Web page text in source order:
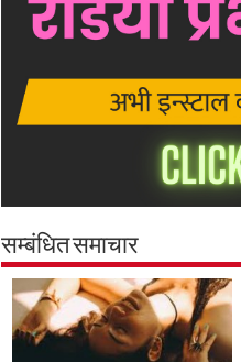
सम्बंधित समाचार